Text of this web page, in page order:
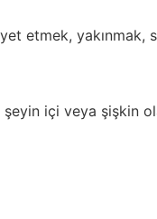
etmek, yakınmak,
içi veya şişkin